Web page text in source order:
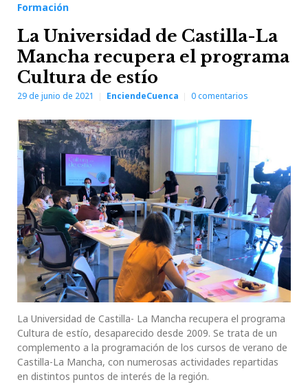
Formación
La Universidad de Castilla-La
Mancha recupera el programa
Cultura de estío
29 de junio de 2021 EnciendeCuenca 0comentarios
La Universidad de Castilla- La Mancha recupera el programa
Cultura de estío, desaparecido desde 2009. Se trata de un
complemento a la programación de los cursos de verano de
Castilla-La Mancha, con numerosas actividades repartidas
en distintos puntos de interés de la región.